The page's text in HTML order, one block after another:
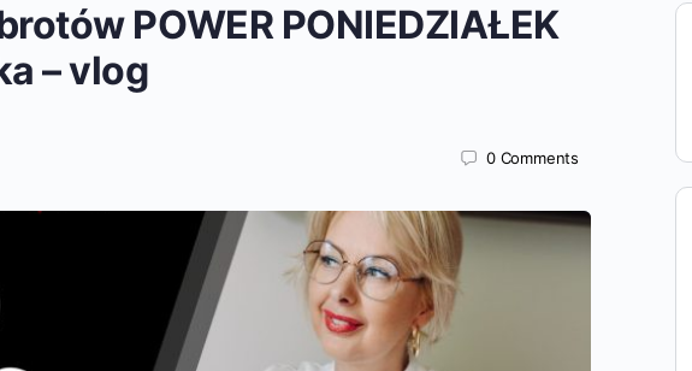
POWER PONIEDZIAŁEK
– vlog
0 Comments